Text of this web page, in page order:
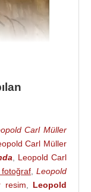
yerel kültüre
yaşam
çizdi. Daha
veMısır'ı
Carl Müller
Carl Müller
Leopold Carl
,Leopold
resim
Leopold